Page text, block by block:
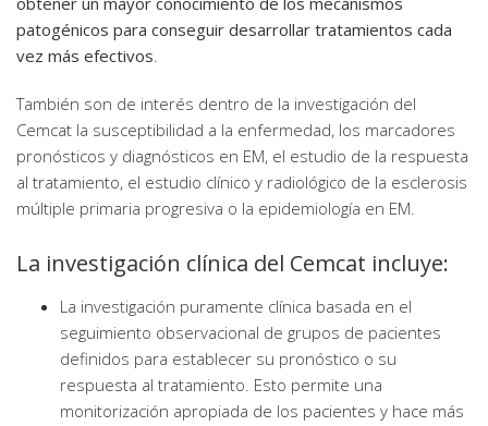
patogénicos para conseguir desarrollar tratamientos cada
vez más efectivos.
También son de interés dentro de la investigación del
Cemcat la susceptibilidad a la enfermedad, los marcadores
pronósticos y diagnósticos en EM, el estudio de la respuesta
al tratamiento, el estudio clínico y radiológico de la esclerosis
múltiple primaria progresiva o la epidemiología en EM.
La investigación clínica del Cemcat incluye:
La investigación puramente clínica basada en el
seguimiento observacional de grupos de pacientes
definidos para establecer su pronóstico o su
respuesta al tratamiento. Esto permite una
monitorización apropiada de los pacientes y hace más